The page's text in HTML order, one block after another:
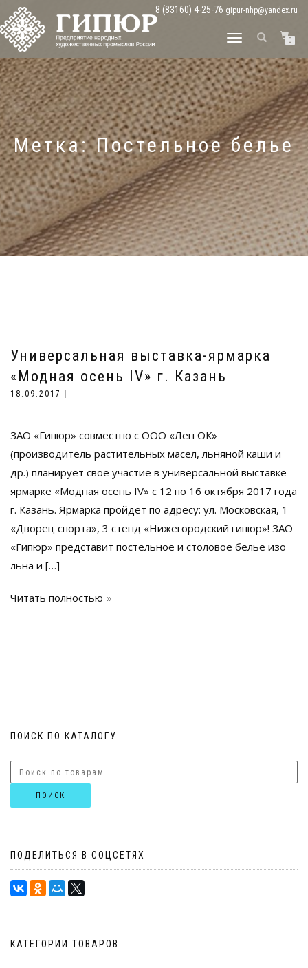
8 (83160) 4-25-76 gipur-nhp@yandex.ru
ПЕРЕКЛЮЧИТЬ
0
Метка:Постельное белье
Универсальная выставка-ярмарка
«Модная осень IV» г. Казань
18.09.2017
ЗАО «Гипюр» совместно с ООО «Лен ОК»
(производитель растительных масел, льняной каши и
др.) планирует свое участие в универсальной выставке-
ярмарке «Модная осень IV» с 12 по 16 октября 2017 года
г. Казань. Ярмарка пройдет по адресу: ул. Московская, 1
«Дворец спорта», 3 стенд «Нижегородский гипюр»! ЗАО
«Гипюр» представит постельное и столовое белье изо
льна и […]
Читать полностью
ПОИСК ПО КАТАЛОГУ
ПОИСК
ПОДЕЛИТЬСЯ В СОЦСЕТЯХ
КАТЕГОРИИ ТОВАРОВ